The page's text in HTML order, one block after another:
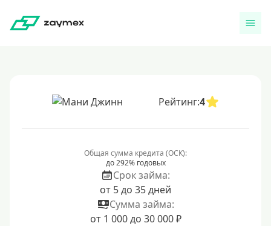
Рейтинг:4
Общая сумма кредита (ОСК):
до 292% годовых
Срок займа:
от 5 до 35 дней
Сумма займа:
от 1 000 до 30 000 ₽